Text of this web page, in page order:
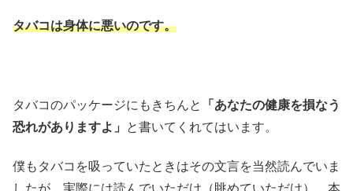
タバコは身体に悪いのです。
タバコのパッケージにもきちんと
「あなたの健康を損なう
恐れがありますよ」
と書いてくれてはいます。
僕もタバコを吸っていたときはその文言を当然読んでいま